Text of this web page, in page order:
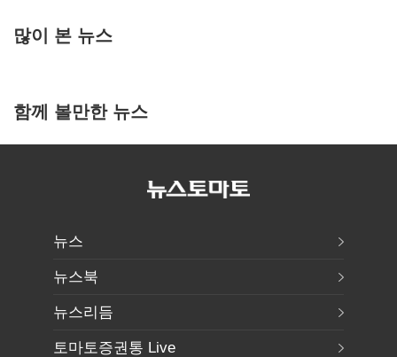
많이 본 뉴스
함께 볼만한 뉴스
뉴스
뉴스북
뉴스리듬
토마토증권통 Live